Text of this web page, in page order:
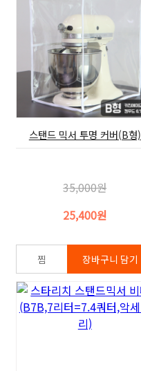
스탠드 믹서 투명 커버(B형)
35,000원
25,400원